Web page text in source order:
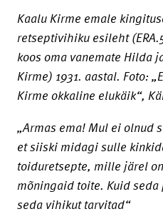
Kaalu Kirme emale
retseptivihiku esileht
koos oma vanemate Hilda
Kirme) 1931. aastal. Foto:
Kirme okkaline elukäik“,
„Armas ema! Mul ei olnud
et siiski midagi sulle
toiduretsepte, mille järel
mõningaid toite. Kuid
seda vihikut tarvitad“